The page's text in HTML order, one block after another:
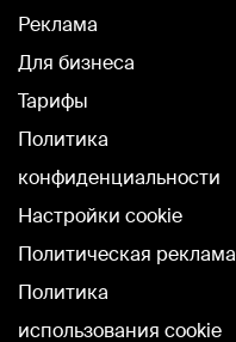
Реклама
Для бизнеса
Тарифы
Политика
конфиденциальности
Настройки cookie
Политическая реклама
Политика
использования cookie